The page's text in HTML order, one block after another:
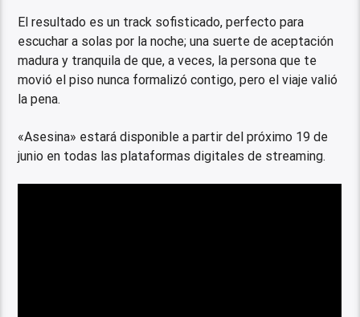
El resultado es un track sofisticado, perfecto para
escuchar a solas por la noche; una suerte de aceptación
madura y tranquila de que, a veces, la persona que te
movió el piso nunca formalizó contigo, pero el viaje valió
la pena.
«Asesina» estará disponible a partir del próximo 19 de
junio en todas las plataformas digitales de streaming.